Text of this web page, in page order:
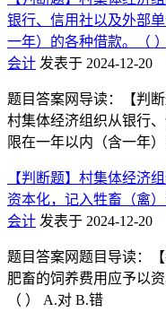
银行、信用社以及外部
一年）的各种借款。（ ）
会计 发表于 2024-12-20
题目答案网导读：【判
村集体经济组织从银行
限在一年以内（含一年
【判断题】村集体经济
资本化，记入牲畜（禽）
会计 发表于 2024-12-20
题目答案网题目导读：
肥畜的饲养费用应予以
（ ） A.对 B.错